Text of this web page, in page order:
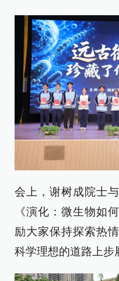
会上，谢树成院士
《演化：微生物如
励大家保持探索热
科学理想的道路上步